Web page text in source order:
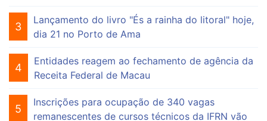
3
Lançamento do livro "És a rainha do litoral" hoje,
dia 21 no Porto de Ama
4
Entidades reagem ao fechamento de agência da
Receita Federal de Macau
5
Inscrições para ocupação de 340 vagas
remanescentes de cursos técnicos da IFRN vão